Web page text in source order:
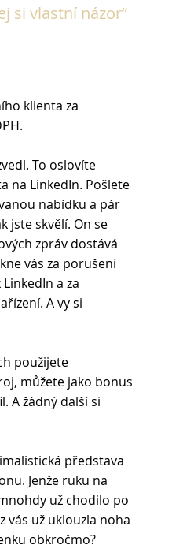
si vlastní názor“
klienta za
To oslovíte
na LinkedIn. Pošlete
nabídku a pár
jste skvělí. On se
zpráv dostává
vás za porušení
a za
A vy si
použijete
můžete jako bonus
A žádný další si
představa
Jenže ruku na
už chodilo po
vás už uklouzla noha
obkročmo?